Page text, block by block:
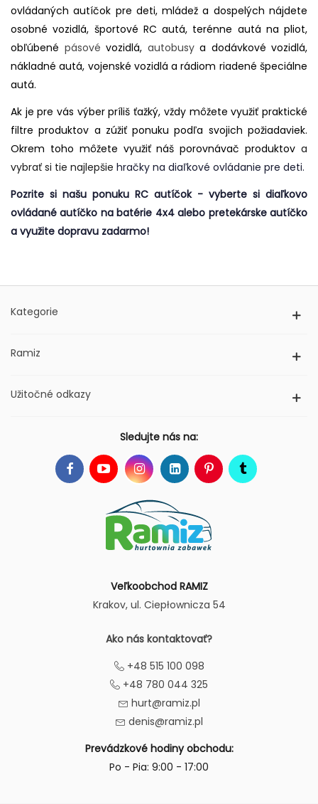
ovládaných autíčok pre deti, mládež a dospelých nájdete
osobné vozidlá, športové RC autá, terénne autá na pliot,
obľúbené pásové vozidlá, autobusya dodávkové vozidlá,
nákladné autá, vojenské vozidlá a rádiom riadené špeciálne
autá.
Ak je pre vás výber príliš ťažký, vždy môžete využiť praktické
filtre produktov a zúžiť ponuku podľa svojich požiadaviek.
Okrem toho môžete využiť náš porovnávač produktov a
vybrať si tie najlepšie hračky na diaľkové ovládanie pre deti.
Pozrite si našu ponuku RC autíčok - vyberte si diaľkovo
ovládané autíčko na batérie 4x4 alebo pretekárske autíčko
a využite dopravu zadarmo!
Kategorie
Ramiz
Užitočné odkazy
Sledujte nás na:
Veľkoobchod RAMIZ
Krakov, ul. Ciepłownicza 54
Ako nás kontaktovať?
+48 515 100 098
+48 780 044 325
hurt@ramiz.pl
denis@ramiz.pl
Prevádzkové hodiny obchodu:
Po - Pia: 9:00 - 17:00